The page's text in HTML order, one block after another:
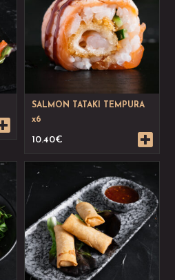
SALMON TATAKI TEMPURA
x6
10.40€